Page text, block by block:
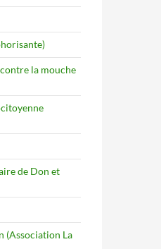
la mouche
de Don et
(Association La